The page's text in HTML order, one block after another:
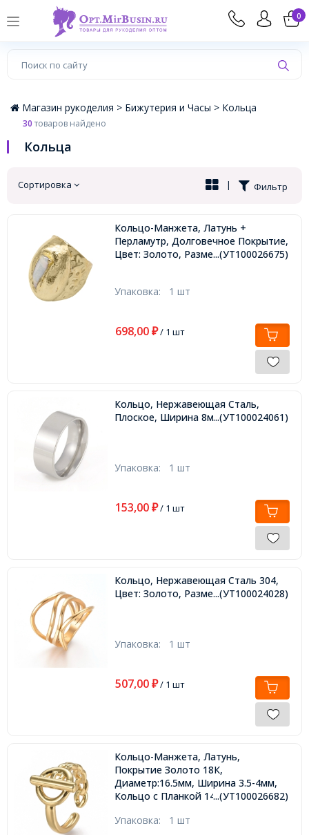
0
×
Магазин рукоделия > Бижутерия и Часы > Кольца
30товаров найдено
Кольца
Сортировка Фильтр
|
Кольцо-Манжета, Латунь +
Перламутр, Долговечное Покрытие,
Цвет: Золото, Размер: 17мм,...(УТ100026675)
Упаковка: 1 шт
698,00 ₽/ 1 шт
Кольцо, Нержавеющая Сталь,
Плоское, Ширина 8мм, Размер 18,
...(УТ100024061)
Упаковка: 1 шт
153,00 ₽/ 1 шт
Кольцо, Нержавеющая Сталь 304,
Цвет: Золото, Размер 17.0,...(УТ100024028)
Упаковка: 1 шт
507,00 ₽/ 1 шт
Кольцо-Манжета, Латунь,
Покрытие Золото 18К,
Диаметр:16.5мм, Ширина 3.5-4мм,
Кольцо с Планкой 14х11.5х3мм,
...(УТ100026682)
Упаковка: 1 шт